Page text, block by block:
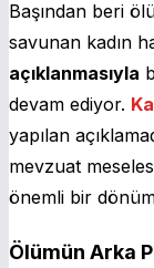
Başından beri
savunan kadın
açıklanmasıyla
devam ediyor.
yapılan
mevzuat
önemli bir
Ölümün Arka